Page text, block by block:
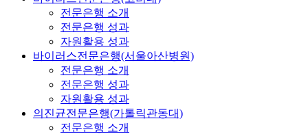
전문은행 소개
전문은행 성과
자원활용 성과
바이러스전문은행(서울아산병원)
전문은행 소개
전문은행 성과
자원활용 성과
의진균전문은행(가톨릭관동대)
전문은행 소개